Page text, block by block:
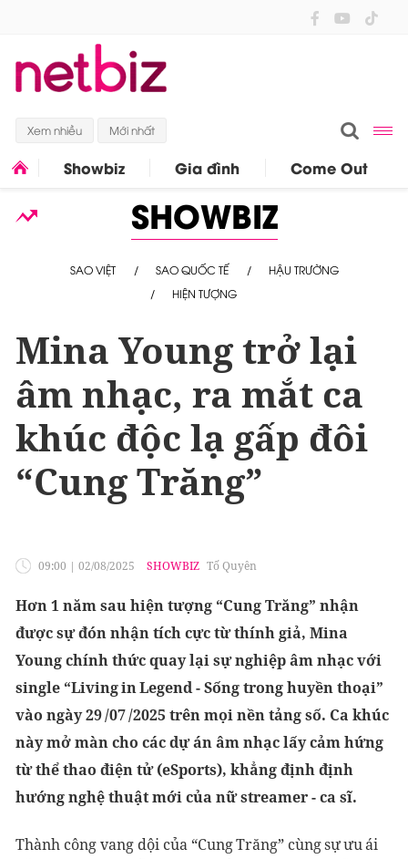
Xem nhiều Mới nhất
Showbiz Gia đình Come Out
SHOWBIZ
SAO VIỆT SAO QUỐC TẾ
HẬU TRƯỜNG
HIỆN TƯỢNG
Mina Young trở lại
âm nhạc, ra mắt ca
khúc độc lạ gấp đôi
“Cung Trăng”
09:00 | 02/08/2025 SHOWBIZ Tố Quyên
Hơn 1 năm sau hiện tượng “Cung Trăng” nhận
được sự đón nhận tích cực từ thính giả, Mina
Young chính thức quay lại sự nghiệp âm nhạc với
single “Living in Legend - Sống trong huyền thoại”
vào ngày 29 /07 /2025 trên mọi nền tảng số. Ca khúc
này mở màn cho các dự án âm nhạc lấy cảm hứng
từ thể thao điện tử (eSports), khẳng định định
hướng nghệ thuật mới của nữ streamer - ca sĩ.
Thành công vang dội của “Cung Trăng” cùng sự ưu ái